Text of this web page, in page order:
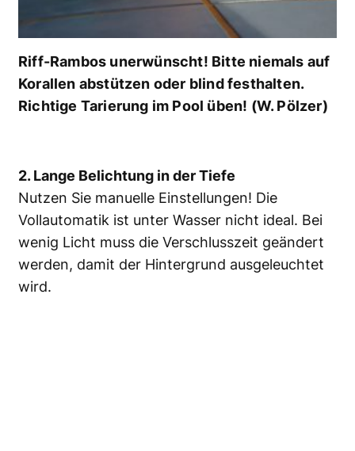
Riff-Rambos unerwünscht! Bitte niemals auf
Korallen abstützen oder blind festhalten.
Richtige Tarierung im Pool üben! (W. Pölzer)
2. Lange Belichtung in der Tiefe
Nutzen Sie manuelle Einstellungen! Die
Vollautomatik ist unter Wasser nicht ideal. Bei
wenig Licht muss die Verschlusszeit geändert
werden, damit der Hintergrund ausgeleuchtet
wird.